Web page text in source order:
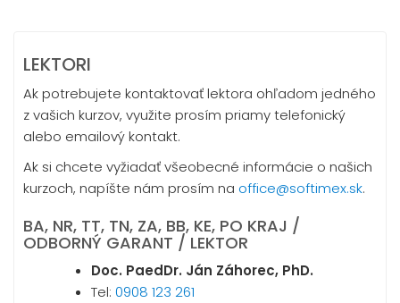
LEKTORI
Ak potrebujete kontaktovať lektora ohľadom jedného
z vašich kurzov, využite prosím priamy telefonický
alebo emailový kontakt.
Ak si chcete vyžiadať všeobecné informácie o našich
kurzoch, napíšte nám prosím na office@softimex.sk.
BA, NR, TT, TN, ZA, BB, KE, PO KRAJ /
ODBORNÝ GARANT / LEKTOR
Doc. PaedDr. Ján Záhorec, PhD.
Tel: 0908 123 261